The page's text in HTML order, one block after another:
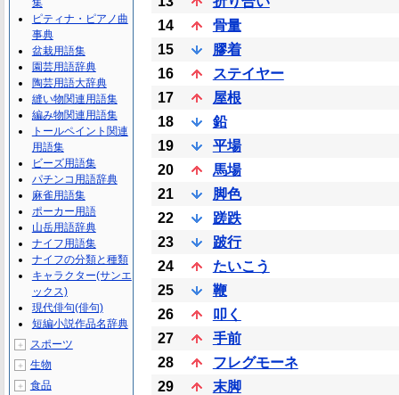
14
骨量
15
膠着
16
ステイヤー
17
屋根
18
鉛
19
平場
20
馬場
21
脚色
22
蹉跌
23
跛行
24
たいこう
25
鞭
26
叩く
27
手前
28
フレグモーネ
29
末脚
集
ピティナ・ピアノ曲
事典
盆栽用語集
園芸用語辞典
陶芸用語大辞典
縫い物関連用語集
編み物関連用語集
トールペイント関連
用語集
ビーズ用語集
パチンコ用語辞典
麻雀用語集
ポーカー用語
山岳用語辞典
ナイフ用語集
ナイフの分類と種類
キャラクター(サンエ
ックス)
現代俳句(俳句)
短編小説作品名辞典
＋ スポーツ
＋ 生物
＋ 食品